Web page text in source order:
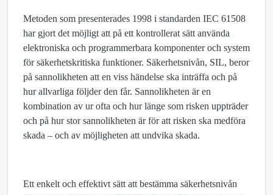
Metoden som presenterades 1998 i standarden IEC 61508
har gjort det möjligt att på ett kontrollerat sätt använda
elektroniska och programmerbara komponenter och system
för säkerhetskritiska funktioner. Säkerhetsnivån, SIL, beror
på sannolikheten att en viss händelse ska inträffa och på
hur allvarliga följder den får. Sannolikheten är en
kombination av ur ofta och hur länge som risken uppträder
och på hur stor sannolikheten är för att risken ska medföra
skada – och av möjligheten att undvika skada.
Ett enkelt och effektivt sätt att bestämma säkerhetsnivån